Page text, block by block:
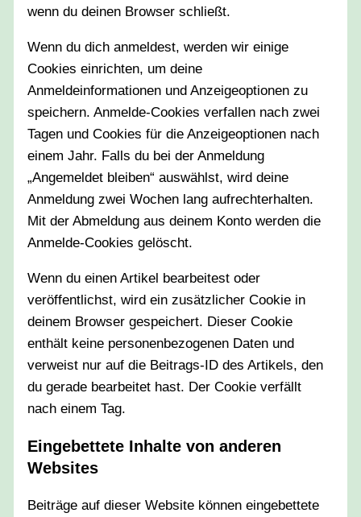
wenn du deinen Browser schließt.
Wenn du dich anmeldest, werden wir einige
Cookies einrichten, um deine
Anmeldeinformationen und Anzeigeoptionen zu
speichern. Anmelde-Cookies verfallen nach zwei
Tagen und Cookies für die Anzeigeoptionen nach
einem Jahr. Falls du bei der Anmeldung
„Angemeldet bleiben“ auswählst, wird deine
Anmeldung zwei Wochen lang aufrechterhalten.
Mit der Abmeldung aus deinem Konto werden die
Anmelde-Cookies gelöscht.
Wenn du einen Artikel bearbeitest oder
veröffentlichst, wird ein zusätzlicher Cookie in
deinem Browser gespeichert. Dieser Cookie
enthält keine personenbezogenen Daten und
verweist nur auf die Beitrags-ID des Artikels, den
du gerade bearbeitet hast. Der Cookie verfällt
nach einem Tag.
Eingebettete Inhalte von anderen
Websites
Beiträge auf dieser Website können eingebettete